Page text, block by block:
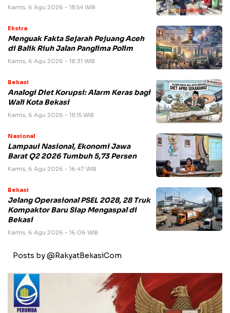
Kamis, 6 Agu 2026 - 18:54 WIB
Ekstra
Menguak Fakta Sejarah Pejuang Aceh
di Balik Riuh Jalan Panglima Polim
Kamis, 6 Agu 2026 - 18:31 WIB
Bekasi
Analogi Diet Korupsi: Alarm Keras bagi
Wali Kota Bekasi
Kamis, 6 Agu 2026 - 18:15 WIB
Nasional
Lampaui Nasional, Ekonomi Jawa
Barat Q2 2026 Tumbuh 5,73 Persen
Kamis, 6 Agu 2026 - 16:47 WIB
Bekasi
Jelang Operasional PSEL 2028, 28 Truk
Kompaktor Baru Siap Mengaspal di
Bekasi
Kamis, 6 Agu 2026 - 16:06 WIB
Posts by @RakyatBekasiCom